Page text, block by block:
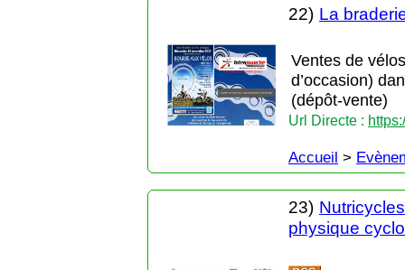
22) La
Ventes de
d’occasion)
(dépôt-vente)
Url Directe :
Accueil >
23)
physique